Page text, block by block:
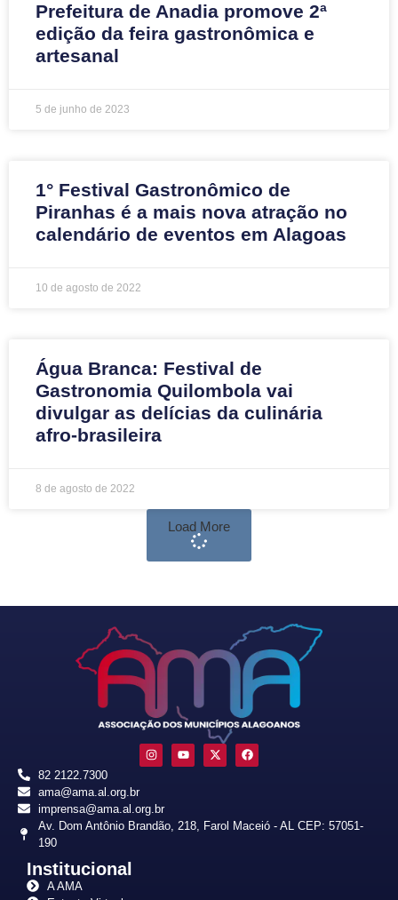
Prefeitura de Anadia promove 2ª
edição da feira gastronômica e
artesanal
5 de junho de 2023
1° Festival Gastronômico de
Piranhas é a mais nova atração no
calendário de eventos em Alagoas
10 de agosto de 2022
Água Branca: Festival de
Gastronomia Quilombola vai
divulgar as delícias da culinária
afro-brasileira
8 de agosto de 2022
Load More
82 2122.7300
ama@ama.al.org.br
imprensa@ama.al.org.br
Av. Dom Antônio Brandão, 218, Farol Maceió - AL CEP: 57051-
190
Institucional
A AMA